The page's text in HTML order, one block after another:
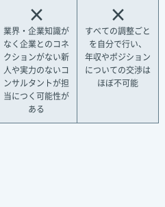
×
業界・企業知識が
なく企業とのコネ
クションがない新
人や実力のないコ
ンサルタントが担
当につく可能性が
ある
×
すべての調整ごと
を自分で行い、
年収やポジション
についての交渉は
ほぼ不可能